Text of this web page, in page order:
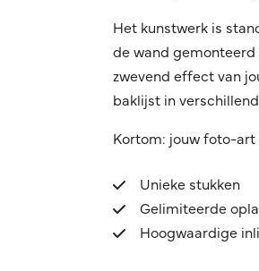
Het kunstwerk is
de wand
zwevend effect van
baklijst in
Kortom: jouw foto-art
Unieke stukken
Gelimiteerde
Hoogwaardige